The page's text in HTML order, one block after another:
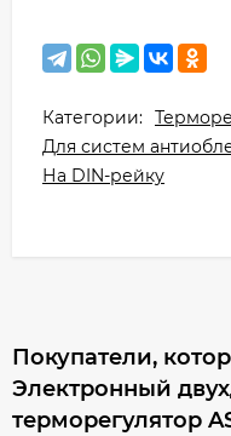
Категории:
Для систем
На DIN-рейку
Покупатели,
Электронный
терморегулятор